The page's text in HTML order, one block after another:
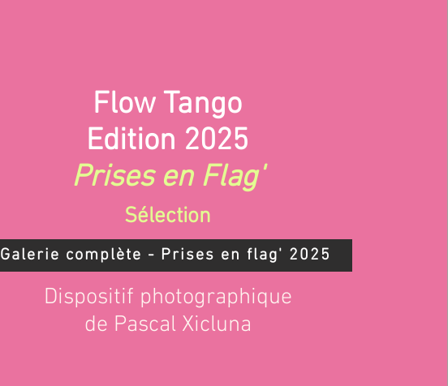
Flow Tango
Edition 2025
Prises en Flag'
Sélection
Galerie complète - Prises en flag' 2025
Dispositif photographique
de Pascal Xicluna